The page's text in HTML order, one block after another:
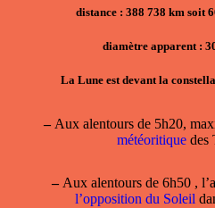
distance : 388 738 km soit
diamètre apparent :
La Lune est devant la
–Aux alentours de 5h20,
météoritiquedes
–Aux alentours de 6h50 ,
l’opposition du Soleil